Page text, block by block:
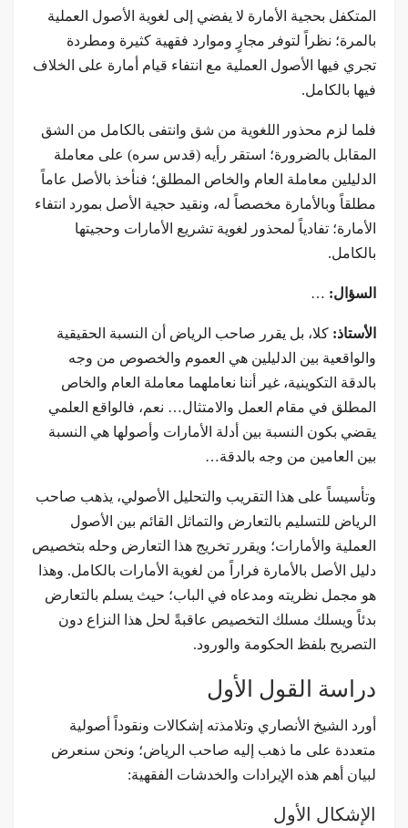
المتكفل بحجية الأمارة لا يفضي إلى لغوية الأصول العملية
بالمرة؛ نظراً لتوفر مجارٍ وموارد فقهية كثيرة ومطردة
تجري فيها الأصول العملية مع انتفاء قيام أمارة على الخلاف
فيها بالكامل.
فلما لزم محذور اللغوية من شق وانتفى بالكامل من الشق
المقابل بالضرورة؛ استقر رأيه (قدس سره) على معاملة
الدليلين معاملة العام والخاص المطلق؛ فنأخذ بالأصل عاماً
مطلقاً وبالأمارة مخصصاً له، ونقيد حجية الأصل بمورد انتفاء
الأمارة؛ تفادياً لمحذور لغوية تشريع الأمارات وحجيتها
بالكامل.
السؤال: …
الأستاذ: كلا، بل يقرر صاحب الرياض أن النسبة الحقيقية
والواقعية بين الدليلين هي العموم والخصوص من وجه
بالدقة التكوينية، غير أننا نعاملهما معاملة العام والخاص
المطلق في مقام العمل والامتثال… نعم، فالواقع العلمي
يقضي بكون النسبة بين أدلة الأمارات وأصولها هي النسبة
بين العامين من وجه بالدقة…
وتأسيساً على هذا التقريب والتحليل الأصولي، يذهب صاحب
الرياض للتسليم بالتعارض والتماثل القائم بين الأصول
العملية والأمارات؛ ويقرر تخريج هذا التعارض وحله بتخصيص
دليل الأصل بالأمارة فراراً من لغوية الأمارات بالكامل. وهذا
هو مجمل نظريته ومدعاه في الباب؛ حيث يسلم بالتعارض
بدئاً ويسلك مسلك التخصيص عاقبةً لحل هذا النزاع دون
التصريح بلفظ الحكومة والورود.
دراسة القول الأول
أورد الشيخ الأنصاري وتلامذته إشكالات ونقوداً أصولية
متعددة على ما ذهب إليه صاحب الرياض؛ ونحن سنعرض
لبيان أهم هذه الإيرادات والخدشات الفقهية:
الإشكال الأول